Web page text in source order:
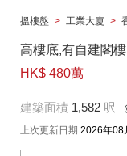
搵樓盤 > 工業大廈 >
高樓底,有自建閣
HK$ 480萬
建築面積 1,582 呎
上次更新日期 2026年08